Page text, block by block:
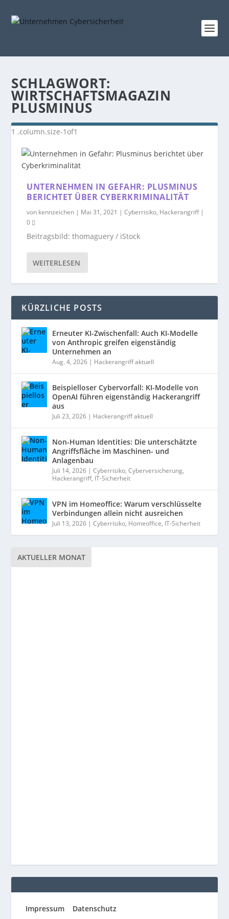
SCHLAGWORT:
WIRTSCHAFTSMAGAZIN
PLUSMINUS
UNTERNEHMEN IN GEFAHR: PLUSMINUS
BERICHTET ÜBER CYBERKRIMINALITÄT
von kennzeichen | Mai 31, 2021 |Cyberrisiko, Hackerangriff|
0
Beitragsbild: thomaguery / iStock
WEITERLESEN
KÜRZLICHE POSTS
Erneuter KI-Zwischenfall: Auch KI-Modelle
von Anthropic greifen eigenständig
Unternehmen an
Aug. 4, 2026 | Hackerangriff aktuell
Beispielloser Cybervorfall: KI-Modelle von
OpenAI führen eigenständig Hackerangriff
aus
Juli 23, 2026 | Hackerangriff aktuell
Non-Human Identities: Die unterschätzte
Angriffsfläche im Maschinen- und
Anlagenbau
Juli 14, 2026 |Cyberrisiko,Cyberversicherung,
Hackerangriff, IT-Sicherheit
VPN im Homeoffice: Warum verschlüsselte
Verbindungen allein nicht ausreichen
Juli 13, 2026 |Cyberrisiko, Homeoffice, IT-Sicherheit
AKTUELLER MONAT
Impressum Datenschutz